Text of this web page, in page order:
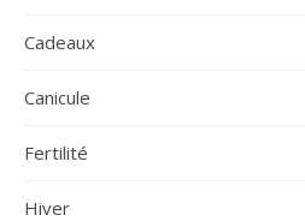
Cadeaux
Canicule
Fertilité
Hiver